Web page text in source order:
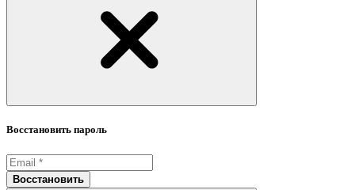
Восстановить пароль
Восстановить